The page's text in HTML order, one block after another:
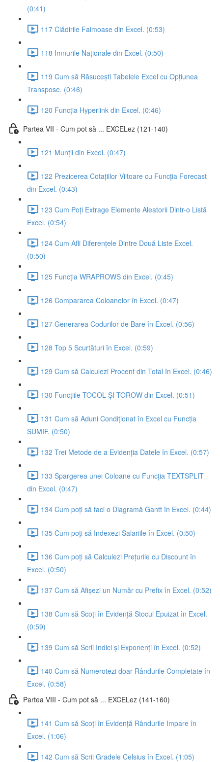
(0:41)
117 Clădirile Faimoase din Excel. (0:53)
118 Imnurile Naționale din Excel. (0:50)
119 Cum să Răsucești Tabelele Excel cu Opțiunea
Transpose. (0:46)
120 Funcția Hyperlink din Excel. (0:46)
Partea VII - Cum pot să ... EXCELez (121-140)
121 Munții din Excel. (0:47)
122 Prezicerea Cotațiilor Viitoare cu Funcția Forecast
din Excel. (0:43)
123 Cum Poți Extrage Elemente Aleatorii Dintr-o Listă
Excel. (0:54)
124 Cum Afli Diferențele Dintre Două Liste Excel.
(0:50)
125 Funcția WRAPROWS din Excel. (0:45)
126 Compararea Coloanelor în Excel. (0:47)
127 Generarea Codurilor de Bare în Excel. (0:56)
128 Top 5 Scurtături în Excel. (0:59)
129 Cum să Calculezi Procent din Total în Excel. (0:46)
130 Funcțiile TOCOL ȘI TOROW din Excel. (0:51)
131 Cum să Aduni Condiționat în Excel cu Funcția
SUMIF. (0:50)
132 Trei Metode de a Evidenția Datele în Excel. (0:57)
133 Spargerea unei Coloane cu Funcția TEXTSPLIT
din Excel. (0:47)
134 Cum poți să faci o Diagramă Gantt în Excel. (0:44)
135 Cum poți să Indexezi Salariile în Excel. (0:50)
136 Cum poți să Calculezi Prețurile cu Discount în
Excel. (0:50)
137 Cum să Afișezi un Număr cu Prefix în Excel. (0:52)
138 Cum să Scoți în Evidență Stocul Epuizat în Excel.
(0:59)
139 Cum să Scrii Indici și Exponenți în Excel. (0:52)
140 Cum să Numerotezi doar Rândurile Completate în
Excel. (0:58)
Partea VIII - Cum pot să ... EXCELez (141-160)
141 Cum să Scoți în Evidență Rândurile Impare în
Excel. (1:06)
142 Cum să Scrii Gradele Celsius în Excel. (1:05)